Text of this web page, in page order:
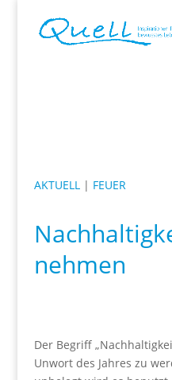
AKTUELL| FEUER
nehmen
Der Begriff
Unwort des Jahres zu